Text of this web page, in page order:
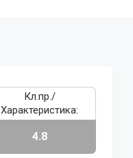
Кл.пр./
Характеристика:
4.8